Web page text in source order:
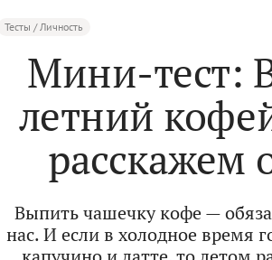
Тесты / Личность
Мини-тест:
летний
расскажем
Выпить чашечку кофе —
нас. И если в холодное время